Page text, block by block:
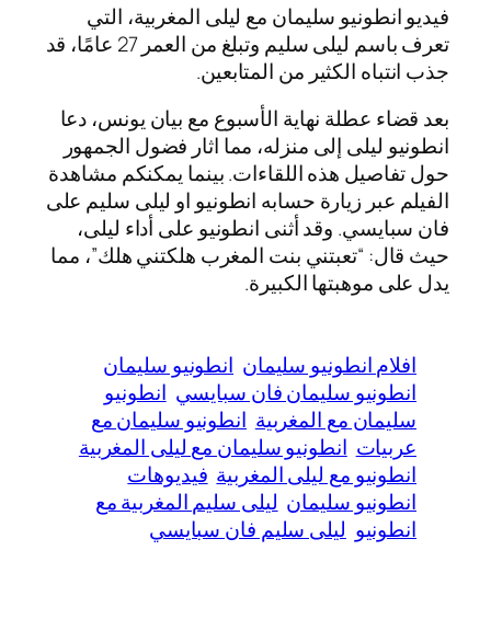
فيديو انطونيو سليمان مع ليلى المغربية، التي
تعرف باسم ليلى سليم وتبلغ من العمر 27 عامًا، قد
جذب انتباه الكثير من المتابعين.
بعد قضاء عطلة نهاية الأسبوع مع بيان يونس، دعا
انطونيو ليلى إلى منزله، مما اثار فضول الجمهور
حول تفاصيل هذه اللقاءات. بينما يمكنكم مشاهدة
الفيلم عبر زيارة حسابه انطونيو او ليلى سليم على
فان سبايسي. وقد أثنى انطونيو على أداء ليلى،
حيث قال: “تعبتني بنت المغرب هلكتني هلك”، مما
يدل على موهبتها الكبيرة.
افلام انطونيو سليمان انطونيو سليمان
انطونيو سليمان فان سبايسي انطونيو
سليمان مع المغربية انطونيو سليمان مع
عربيات انطونيو سليمان مع ليلى المغربية
انطونيو مع ليلى المغربية فيديوهات
انطونيو سليمان ليلى سليم المغربية مع
انطونيو ليلى سليم فان سبايسي